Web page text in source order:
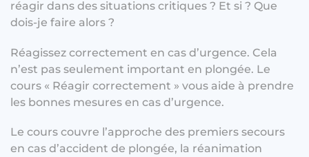
réagir dans des situations critiques ? Et si ? Que
dois-je faire alors ?
Réagissez correctement en cas d’urgence. Cela
n’est pas seulement important en plongée. Le
cours « Réagir correctement » vous aide à prendre
les bonnes mesures en cas d’urgence.
Le cours couvre l’approche des premiers secours
en cas d’accident de plongée, la réanimation